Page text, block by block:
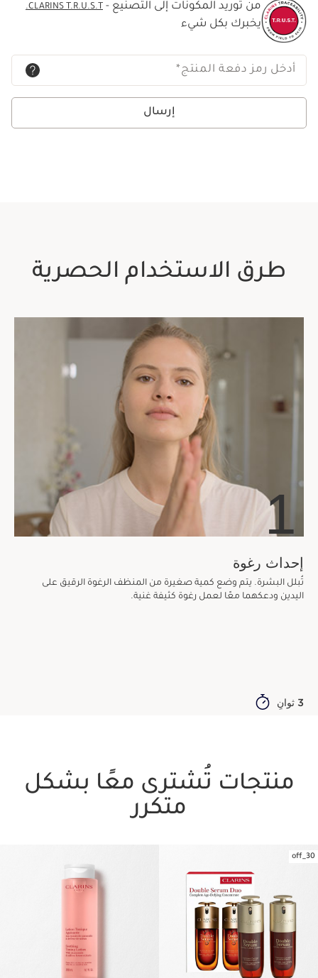
من توريد المكونات إلى التصنيع - CLARINS T.R.U.S.T.
يخبرك بكل شيء
أدخل رمز دفعة المنتج*
إرسال
طرق الاستخدام الحصرية
1
إحداث رغوة
تُبلل البشرة. يتم وضع كمية صغيرة من المنظف الرغوة الرقيق على
اليدين ودعكهما معًا لعمل رغوة كثيفة غنية.
3 ثوانٍ
منتجات تُشترى معًا بشكل
متكرر
30_off